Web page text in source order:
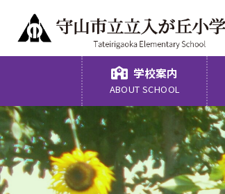
キ
ッ
プ
に
移
動
学校案内
ABOUT SCHOOL